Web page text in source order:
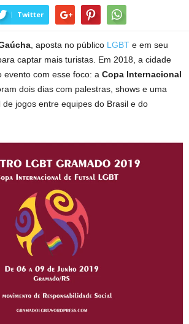
Twitter
, aposta no público LGBT e em seu
captar mais turistas. Em 2018, a cidade
evento com esse foco: a Copa Internacional
dois dias com palestras, shows e uma
jogos entre equipes do Brasil e do